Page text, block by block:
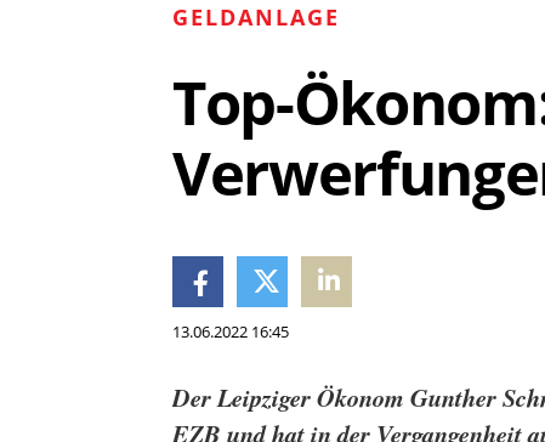
GELDANLAGE
Top-
13.06.2022 16:45
Der Leipziger Ökonom Gunther
EZB und hat in der Vergangenheit